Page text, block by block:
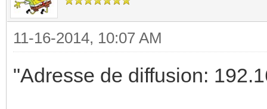
11-16-2014, 10:07 AM
"Adresse de diffusion: